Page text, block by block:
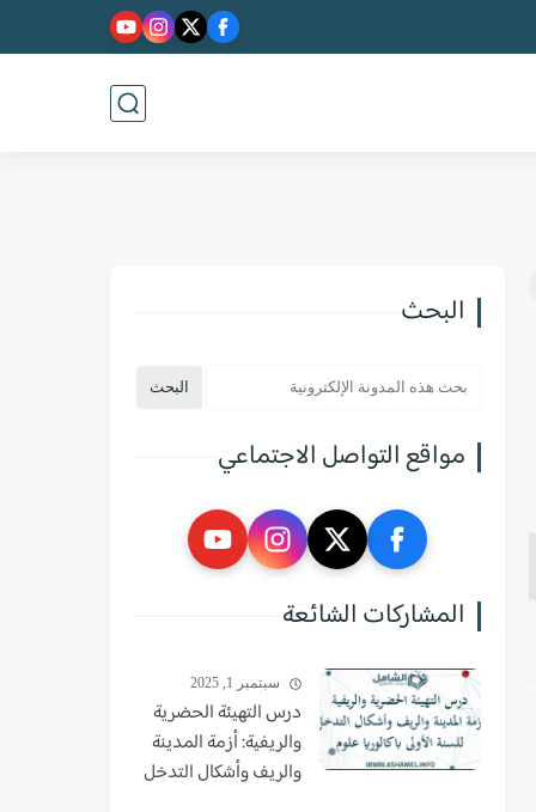
البحث
مواقع التواصل الاجتماعي
المشاركات الشائعة
سبتمبر 1, 2025
درس التهيئة الحضرية
والريفية: أزمة المدينة
والريف وأشكال التدخل